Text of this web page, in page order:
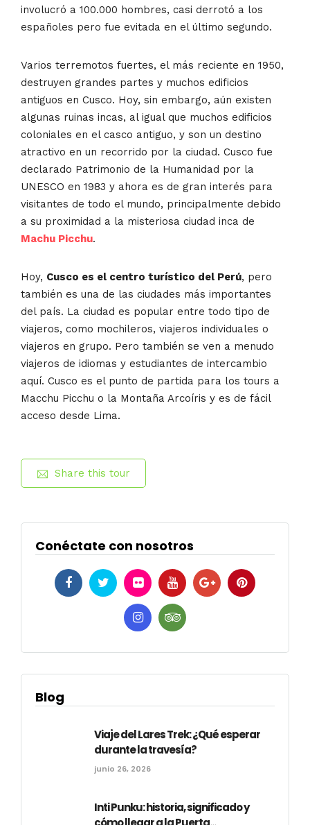
involucró a 100.000 hombres, casi derrotó a los
españoles pero fue evitada en el último segundo.
Varios terremotos fuertes, el más reciente en 1950,
destruyen grandes partes y muchos edificios
antiguos en Cusco. Hoy, sin embargo, aún existen
algunas ruinas incas, al igual que muchos edificios
coloniales en el casco antiguo, y son un destino
atractivo en un recorrido por la ciudad. Cusco fue
declarado Patrimonio de la Humanidad por la
UNESCO en 1983 y ahora es de gran interés para
visitantes de todo el mundo, principalmente debido
a su proximidad a la misteriosa ciudad inca de
Machu Picchu.
Hoy, Cusco es el centro turístico del Perú, pero
también es una de las ciudades más importantes
del país. La ciudad es popular entre todo tipo de
viajeros, como mochileros, viajeros individuales o
viajeros en grupo. Pero también se ven a menudo
viajeros de idiomas y estudiantes de intercambio
aquí. Cusco es el punto de partida para los tours a
Macchu Picchu o la Montaña Arcoíris y es de fácil
acceso desde Lima.
Share this tour
Conéctate con nosotros
Blog
Viaje del Lares Trek: ¿Qué esperar
durante la travesía?
junio 26, 2026
Inti Punku: historia, significado y